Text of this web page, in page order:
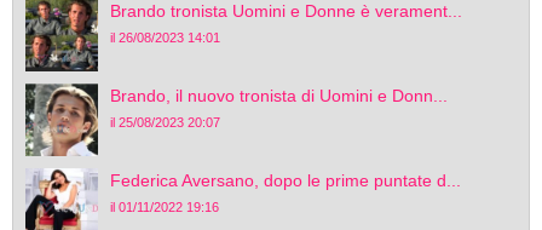
Brando tronista Uomini e Donne è verament...
il 26/08/2023 14:01
Brando, il nuovo tronista di Uomini e Donn...
il 25/08/2023 20:07
Federica Aversano, dopo le prime puntate d...
il 01/11/2022 19:16